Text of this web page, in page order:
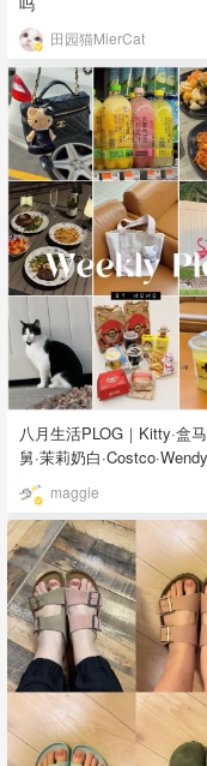
田园猫MierCat
八月生活PLOG｜Kitty·盒
舅·茉莉奶白
maggie